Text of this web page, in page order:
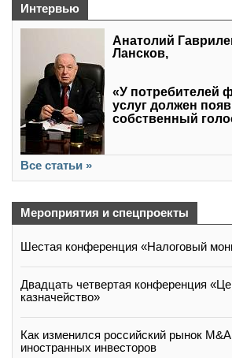
Интервью
Анатолий
Лансков,
«У потребителей
услуг должен
собственный
Все статьи »
Мероприятия и спецпроекты
Шестая конференция «Налоговый
Двадцать четвертая конференция
казначейство»
Как изменился российский рынок
иностранных инвесторов